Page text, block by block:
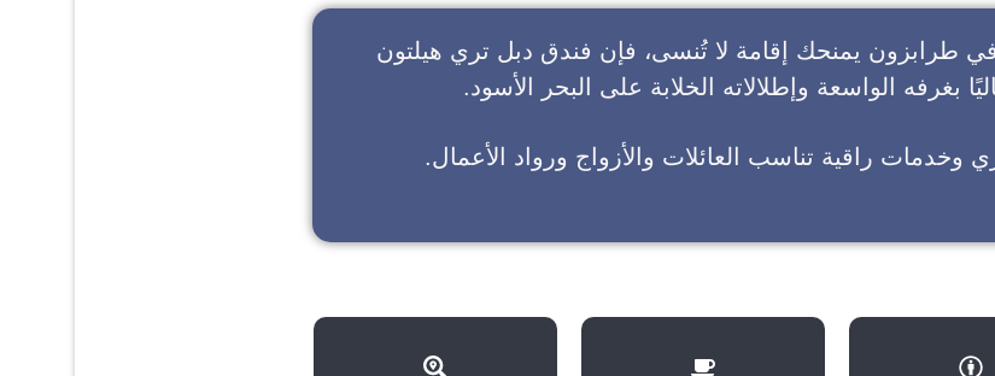
طرابزون يمنحك إقامة لا تُنسى، فإن فندق دبل تري هيلتون
بغرفه الواسعة وإطلالاته الخلابة على البحر الأسود.
وخدمات راقية تناسب العائلات والأزواج ورواد الأعمال.